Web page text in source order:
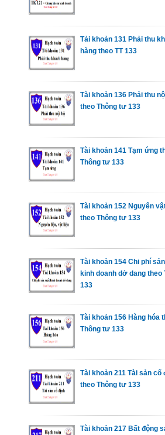
Tải khoản 131 Phải thu
hàng theo TT 133
Tài khoản 136 Phải thu
theo Thông tư 133
Tài khoản 141 Tạm ứng
Thông tư 133
Tài khoản 152 Nguyên
theo Thông tư 133
Tài khoản 154 Chi phí
kinh doanh dở dang theo
133
Tài khoản 156 Hàng hóa
Thông tư 133
Tài khoản 211 Tài sản cố
theo Thông tư 133
Tài khoản 217 Bất động